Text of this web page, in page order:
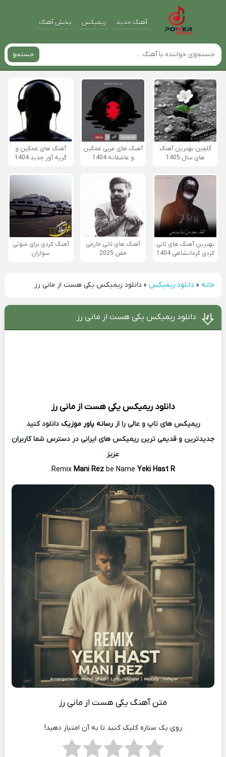
آهنگ جدید ریمیکس پخش آهنگ
جستجو
گلچین بهترین آهنگ
های سال 1405
آهنگ های عربی غمگین
و عاشقانه 1404
آهنگ های غمگین و
گریه آور جدید 1404
بهترین آهنگ های لاتی
کردی کرمانشاهی 1404
آهنگ های لاتی خارجی
خفن 2025
آهنگ کردی برای شوتی
سواران
خانه» دانلود ریمیکس» دانلود ریمیکس یکی هست از مانی رز
دانلود ریمیکس یکی هست از مانی رز
دانلود ریمیکس یکی هست ازمانی رز
ریمیکس های تاپ و عالی را از رسانه پاور موزیک دانلود کنید
جدیدترین و قدیمی ترین ریمیکس های ایرانی در دسترس شما کاربران
عزیز
Remix Mani Rez be Name Yeki Hast R
متن آهنگ یکی هست از مانی رز
روی یک ستاره کلیک کنید تا به آن امتیاز دهید!